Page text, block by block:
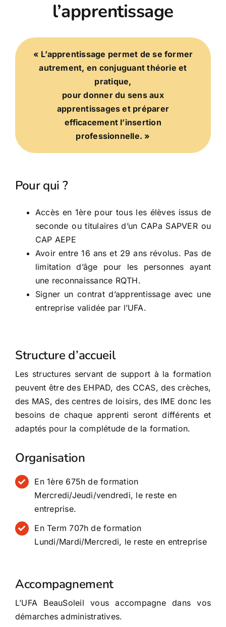
l’apprentissage
« L’apprentissage permet de se former
autrement, en conjuguant théorie et
pratique,
pour donner du sens aux
apprentissages et préparer
efficacement l’insertion
professionnelle. »
Pour qui ?
Accès en 1ère pour tous les élèves issus de
seconde ou titulaires d’un CAPa SAPVER ou
CAP AEPE
Avoir entre 16 ans et 29 ans révolus. Pas de
limitation d’âge pour les personnes ayant
une reconnaissance RQTH.
Signer un contrat d’apprentissage avec une
entreprise validée par l’UFA.
Structure d’accueil
Les structures servant de support à la formation
peuvent être des EHPAD, des CCAS, des crèches,
des MAS, des centres de loisirs, des IME donc les
besoins de chaque apprenti seront différents et
adaptés pour la complétude de la formation.
Organisation
En 1ère 675h de formation
Mercredi/Jeudi/vendredi, le reste en
entreprise.
En Term 707h de formation
Lundi/Mardi/Mercredi, le reste en entreprise
Accompagnement
L’UFA BeauSoleil vous accompagne dans vos
démarches administratives.